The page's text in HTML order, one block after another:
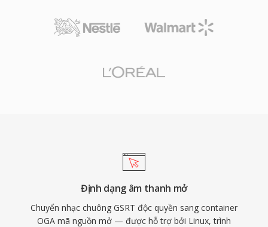
track video, giúp tải nhanh hơn và tiết kiệm bộ
quyền, OGA tránh được các phức tạp về cấp
nguyên bản trên Firefox, các trình duyệt dựa
desktop Linux, phù hợp cho phân phối âm
thanh web và quy trình lưu trữ.
Định dạng âm thanh mở
Chuyển nhạc chuông GSRT độc quyền sang container
OGA mã nguồn mở — được hỗ trợ bởi Linux, trình